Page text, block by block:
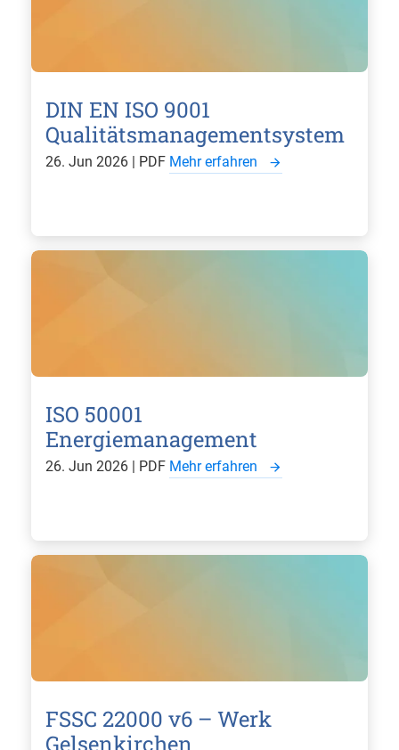
DIN EN ISO 9001
Qualitätsmanagementsystem
26. Jun 2026 | PDF Mehr erfahren
ISO 50001
Energiemanagement
26. Jun 2026 | PDF Mehr erfahren
FSSC 22000 v6 – Werk
Gelsenkirchen